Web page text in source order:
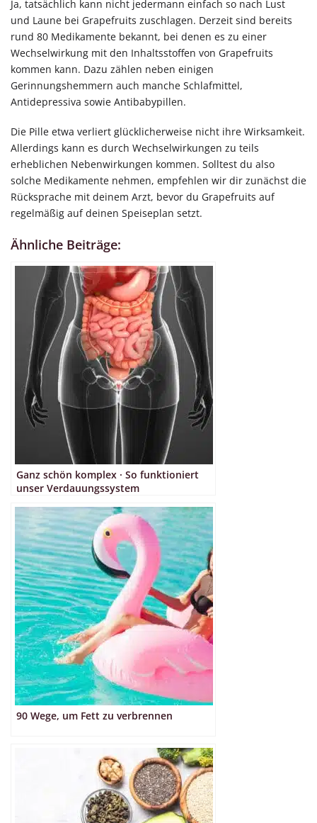
Ja, tatsächlich kann nicht jedermann einfach so nach Lust
und Laune bei Grapefruits zuschlagen. Derzeit sind bereits
rund 80 Medikamente bekannt, bei denen es zu einer
Wechselwirkung mit den Inhaltsstoffen von Grapefruits
kommen kann. Dazu zählen neben einigen
Gerinnungshemmern auch manche Schlafmittel,
Antidepressiva sowie Antibabypillen.
Die Pille etwa verliert glücklicherweise nicht ihre Wirksamkeit.
Allerdings kann es durch Wechselwirkungen zu teils
erheblichen Nebenwirkungen kommen. Solltest du also
solche Medikamente nehmen, empfehlen wir dir zunächst die
Rücksprache mit deinem Arzt, bevor du Grapefruits auf
regelmäßig auf deinen Speiseplan setzt.
Ähnliche Beiträge:
Ganz schön komplex · So funktioniert
unser Verdauungssystem
90 Wege, um Fett zu verbrennen